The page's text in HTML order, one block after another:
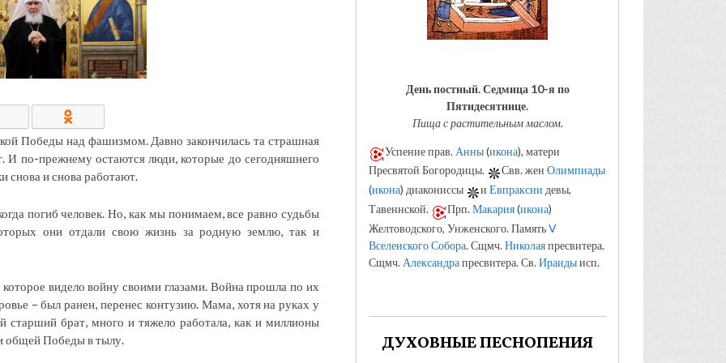
КОНТАКТЫ/РЕКВИЗИТЫ
Победы над фашизмом. Давно закончилась та страшная
И по-прежнему остаются люди, которые до сегодняшнего
снова и снова работают.
погиб человек. Но, как мы понимаем, все равно судьбы
они отдали свою жизнь за родную землю, так и
видело войну своими глазами. Война прошла по их
– был ранен, перенес контузию. Мама, хотя на руках у
старший брат, много и тяжело работала, как и миллионы
общей Победы в тылу.
День постный.Седмица 10-я по
Пятидесятнице.
Пища с растительным маслом.
Успение прав. Анны(икона), матери
Пресвятой Богородицы.
Свв. жен Олимпиады
(икона) диакониссы и Евпраксии девы,
Тавеннской.
Прп.Макария(икона)
Желтоводского, Унженского. ПамятьV
Вселенского Собора. Сщмч.Николаяпресвитера.
Сщмч. Александрапресвитера. Св.Ираидыисп.
ДУХОВНЫЕ ПЕСНОПЕНИЯ